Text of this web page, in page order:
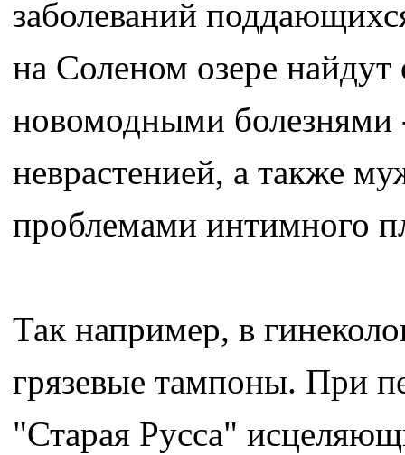
заболеваний
на Соленом озере
новомодными болезнями
неврастенией, а также
проблемами интимного
Так например, в
грязевые тампоны. При
"Старая Русса"